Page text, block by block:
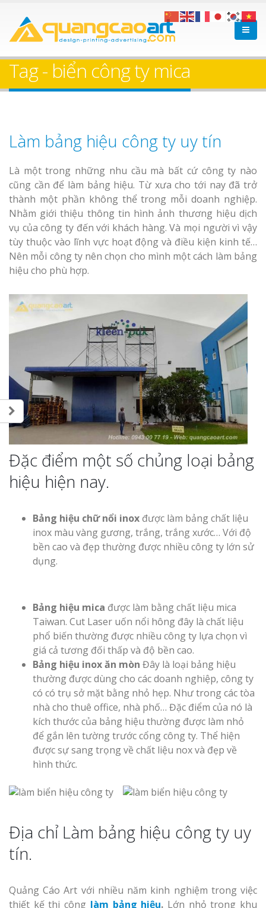
Tag - biển công ty mica
Làm bảng hiệu công ty uy tín
Là một trong những nhu cầu mà bất cứ công ty nào
cũng cần để làm bảng hiệu. Từ xưa cho tới nay đã trở
thành một phần không thể trong mỗi doanh nghiệp.
Nhằm giới thiệu thông tin hình ảnh thương hiệu dịch
vụ của công ty đến với khách hàng. Và mọi người vì vậy
tùy thuộc vào lĩnh vực hoạt động và điều kiện kinh tế…
Nên mỗi công ty nên chọn cho mình một cách làm bảng
hiệu cho phù hợp.
Đặc điểm một số chủng loại bảng
hiệu hiện nay.
Bảng hiệu chữ nổi inox được làm bảng chất liệu
inox màu vàng gương, trắng, trắng xước… Với độ
bền cao và đẹp thường được nhiều công ty lớn sử
dụng.
Bảng hiệu mica được làm bằng chất liệu mica
Taiwan. Cut Laser uốn nổi hông đây là chất liệu
phổ biến thường được nhiều công ty lựa chọn vì
giá cả tương đối thấp và độ bền cao.
Bảng hiệu inox ăn mòn Đây là loại bảng hiệu
thường được dùng cho các doanh nghiệp, công ty
có có trụ sở mặt bằng nhỏ hẹp. Như trong các tòa
nhà cho thuê office, nhà phố… Đặc điểm của nó là
kích thước của bảng hiệu thường được làm nhỏ
để gắn lên tường trước cổng công ty. Thể hiện
được sự sang trọng về chất liệu nox và đẹp về
hình thức.
Địa chỉ Làm bảng hiệu công ty uy
tín.
Quảng Cáo Art với nhiều năm kinh nghiệm trong việc
thiết kế thi công làm bảng hiệu. Lớn nhỏ trong khu